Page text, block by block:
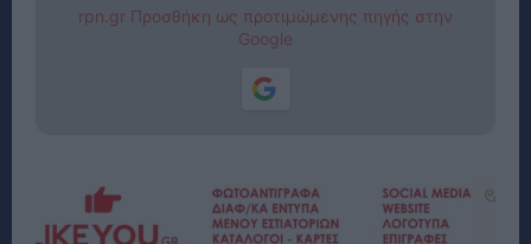
rpn.gr Προσθήκη ως προτιμώμενης πηγής στην
Google